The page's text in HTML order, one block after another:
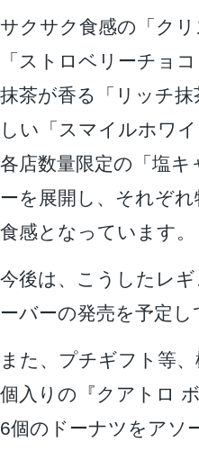
サクサク食感の「ク
「ストロベリーチョコ
抹茶が香る「リッチ
しい「スマイルホワ
各店数量限定の「塩
ーを展開し、それぞ
食感となっています。
今後は、こうしたレ
ーバーの発売を予定し
また、プチギフト等
個入りの『クアトロ
6個のドーナツをアソ